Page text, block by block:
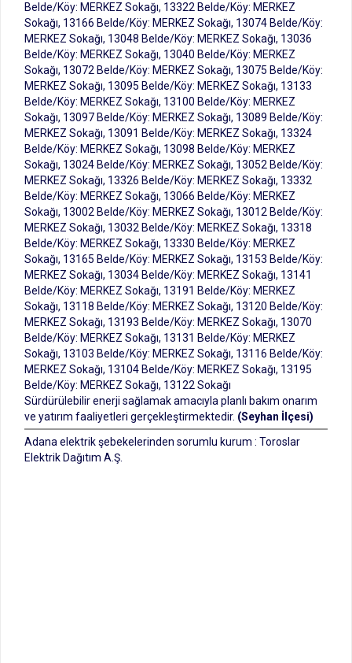
Belde/Köy: MERKEZ Sokağı, 13322 Belde/Köy: MERKEZ
Sokağı, 13166 Belde/Köy: MERKEZ Sokağı, 13074 Belde/Köy:
MERKEZ Sokağı, 13048 Belde/Köy: MERKEZ Sokağı, 13036
Belde/Köy: MERKEZ Sokağı, 13040 Belde/Köy: MERKEZ
Sokağı, 13072 Belde/Köy: MERKEZ Sokağı, 13075 Belde/Köy:
MERKEZ Sokağı, 13095 Belde/Köy: MERKEZ Sokağı, 13133
Belde/Köy: MERKEZ Sokağı, 13100 Belde/Köy: MERKEZ
Sokağı, 13097 Belde/Köy: MERKEZ Sokağı, 13089 Belde/Köy:
MERKEZ Sokağı, 13091 Belde/Köy: MERKEZ Sokağı, 13324
Belde/Köy: MERKEZ Sokağı, 13098 Belde/Köy: MERKEZ
Sokağı, 13024 Belde/Köy: MERKEZ Sokağı, 13052 Belde/Köy:
MERKEZ Sokağı, 13326 Belde/Köy: MERKEZ Sokağı, 13332
Belde/Köy: MERKEZ Sokağı, 13066 Belde/Köy: MERKEZ
Sokağı, 13002 Belde/Köy: MERKEZ Sokağı, 13012 Belde/Köy:
MERKEZ Sokağı, 13032 Belde/Köy: MERKEZ Sokağı, 13318
Belde/Köy: MERKEZ Sokağı, 13330 Belde/Köy: MERKEZ
Sokağı, 13165 Belde/Köy: MERKEZ Sokağı, 13153 Belde/Köy:
MERKEZ Sokağı, 13034 Belde/Köy: MERKEZ Sokağı, 13141
Belde/Köy: MERKEZ Sokağı, 13191 Belde/Köy: MERKEZ
Sokağı, 13118 Belde/Köy: MERKEZ Sokağı, 13120 Belde/Köy:
MERKEZ Sokağı, 13193 Belde/Köy: MERKEZ Sokağı, 13070
Belde/Köy: MERKEZ Sokağı, 13131 Belde/Köy: MERKEZ
Sokağı, 13103 Belde/Köy: MERKEZ Sokağı, 13116 Belde/Köy:
MERKEZ Sokağı, 13104 Belde/Köy: MERKEZ Sokağı, 13195
Belde/Köy: MERKEZ Sokağı, 13122 Sokağı
Sürdürülebilir enerji sağlamak amacıyla planlı bakım onarım
ve yatırım faaliyetleri gerçekleştirmektedir. (Seyhan İlçesi)
Adana elektrik şebekelerinden sorumlu kurum : Toroslar
Elektrik Dağıtım A.Ş.